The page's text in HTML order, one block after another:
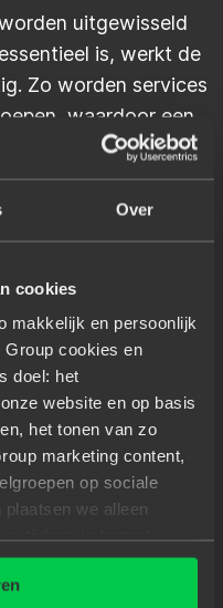
Over
cookies
makkelijk en persoonlijk
Group cookies en
doel: het
website en op basis
het tonen van zo
marketing content,
op sociale
we alleen
tijdens je bezoek.
of lees onze
uitgewisseld
is, werkt de
Zo worden services
waardoor een
zaak in goede banen
end points hebt,
ingewikkeld,
nog eens beveiligd
deze zaken
je product nog
S
en commands
centrale message